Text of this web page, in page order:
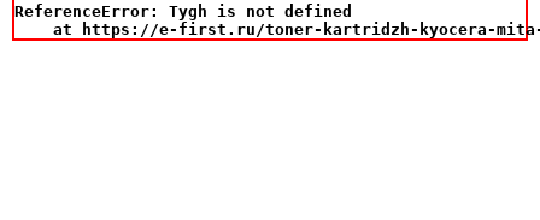
ReferenceError: Tygh is not defined
at https://e-first.ru/toner-kartridzh-kyocera-